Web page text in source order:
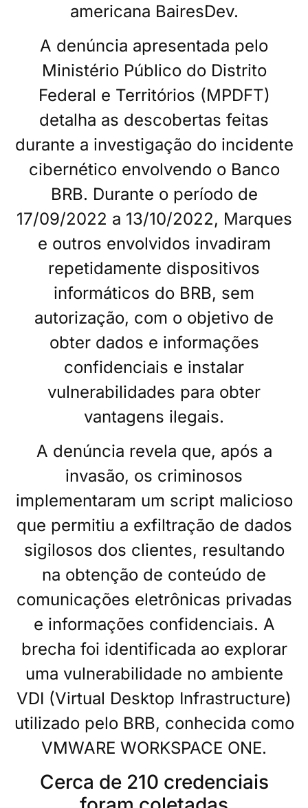
americana BairesDev.
A denúncia apresentada pelo
Ministério Público do Distrito
Federal e Territórios (MPDFT)
detalha as descobertas feitas
durante a investigação do incidente
cibernético envolvendo o Banco
BRB. Durante o período de
17/09/2022 a 13/10/2022, Marques
e outros envolvidos invadiram
repetidamente dispositivos
informáticos do BRB, sem
autorização, com o objetivo de
obter dados e informações
confidenciais e instalar
vulnerabilidades para obter
vantagens ilegais.
A denúncia revela que, após a
invasão, os criminosos
implementaram um script malicioso
que permitiu a exfiltração de dados
sigilosos dos clientes, resultando
na obtenção de conteúdo de
comunicações eletrônicas privadas
e informações confidenciais. A
brecha foi identificada ao explorar
uma vulnerabilidade no ambiente
VDI (Virtual Desktop Infrastructure)
utilizado pelo BRB, conhecida como
VMWARE WORKSPACE ONE.
Cerca de 210 credenciais